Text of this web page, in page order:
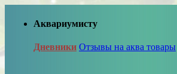
Аквариумисту
Дневники Отзывы на аква товары